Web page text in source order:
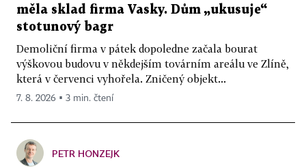
měla sklad firma Vasky. Dům „ukusuje“
stotunový bagr
Demoliční firma v pátek dopoledne začala bourat
výškovou budovu v někdejším továrním areálu ve Zlíně,
která v červenci vyhořela. Zničený objekt...
7. 8. 2026 ▪ 3 min. čtení
PETR HONZEJK